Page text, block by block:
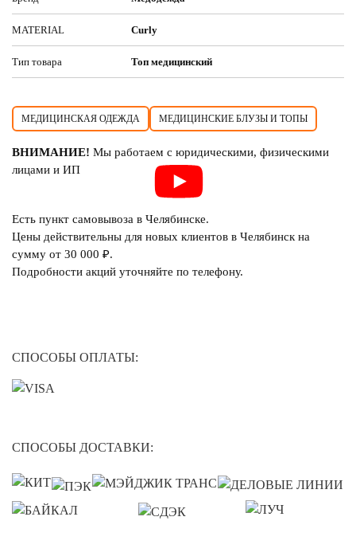
MATERIAL Curly
Тип товара Топ медицинский
МЕДИЦИНСКАЯ ОДЕЖДА МЕДИЦИНСКИЕ БЛУЗЫ И ТОПЫ
ВНИМАНИЕ! Мы работаем с юридическими, физическими
лицами и ИП
Есть пункт самовывоза в Челябинске.
Цены действительны для новых клиентов в Челябинск на
сумму от 30 000 ₽.
Подробности акций уточняйте по телефону.
СПОСОБЫ ОПЛАТЫ:
СПОСОБЫ ДОСТАВКИ: